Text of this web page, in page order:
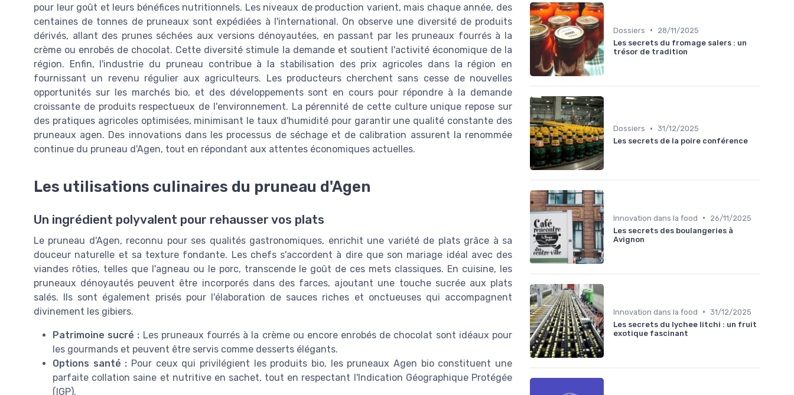
pour leur goût et leurs bénéfices nutritionnels. Les niveaux de production varient, mais chaque année, des
centaines de tonnes de pruneaux sont expédiées à l'international. On observe une diversité de produits
dérivés, allant des prunes séchées aux versions dénoyautées, en passant par les pruneaux fourrés à la
crème ou enrobés de chocolat. Cette diversité stimule la demande et soutient l'activité économique de la
région. Enfin, l'industrie du pruneau contribue à la stabilisation des prix agricoles dans la région en
fournissant un revenu régulier aux agriculteurs. Les producteurs cherchent sans cesse de nouvelles
opportunités sur les marchés bio, et des développements sont en cours pour répondre à la demande
croissante de produits respectueux de l'environnement. La pérennité de cette culture unique repose sur
des pratiques agricoles optimisées, minimisant le taux d'humidité pour garantir une qualité constante des
pruneaux agen. Des innovations dans les processus de séchage et de calibration assurent la renommée
continue du pruneau d'Agen, tout en répondant aux attentes économiques actuelles.
Les utilisations culinaires du pruneau d'Agen
Un ingrédient polyvalent pour rehausser vos plats
Le pruneau d'Agen, reconnu pour ses qualités gastronomiques, enrichit une variété de plats grâce à sa
douceur naturelle et sa texture fondante. Les chefs s'accordent à dire que son mariage idéal avec des
viandes rôties, telles que l'agneau ou le porc, transcende le goût de ces mets classiques. En cuisine, les
pruneaux dénoyautés peuvent être incorporés dans des farces, ajoutant une touche sucrée aux plats
salés. Ils sont également prisés pour l'élaboration de sauces riches et onctueuses qui accompagnent
divinement les gibiers.
Patrimoine sucré : Les pruneaux fourrés à la crème ou encore enrobés de chocolat sont idéaux pour
les gourmands et peuvent être servis comme desserts élégants.
Options santé : Pour ceux qui privilégient les produits bio, les pruneaux Agen bio constituent une
parfaite collation saine et nutritive en sachet, tout en respectant l'Indication Géographique Protégée
(IGP).
Dossiers •
28/11/2025
Les secrets du fromage salers : un
trésor de tradition
Dossiers • 31/12/2025
Les secrets de la poire conférence
Innovation dans la food •
26/11/2025
Les secrets des boulangeries à
Avignon
Innovation dans la food • 31/12/2025
Les secrets du lychee litchi : un fruit
exotique fascinant